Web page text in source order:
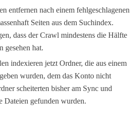
entfernen nach einem fehlgeschlagenen
Seiten aus dem Suchindex.
dass der Crawl mindestens die Hälfte
gesehen hat.
indexieren jetzt Ordner, die aus einem
wurden, dem das Konto nicht
scheiterten bisher am Sync und
Dateien gefunden wurden.